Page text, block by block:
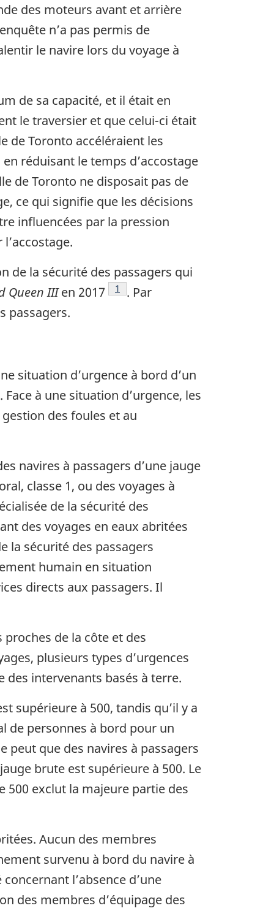
des moteurs avant et arrière
n’a pas permis de
le navire lors du voyage à
de sa capacité, et il était en
le traversier et que celui-ci était
de Toronto accéléraient les
réduisant le temps d’accostage
de Toronto ne disposait pas de
ce qui signifie que les décisions
influencées par la pression
de la sécurité des passagers qui
Queen IIIen 2017 1 . Par
passagers.
situation d’urgence à bord d’un
à une situation d’urgence, les
des foules et au
navires à passagers d’une jauge
classe 1, ou des voyages à
de la sécurité des
des voyages en eaux abritées
la sécurité des passagers
humain en situation
directs aux passagers. Il
de la côte et des
plusieurs types d’urgences
intervenants basés à terre.
supérieure à 500, tandis qu’il y a
de personnes à bord pour un
peut que des navires à passagers
brute est supérieure à 500. Le
500 exclut la majeure partie des
Aucun des membres
survenu à bord du navire à
l’absence d’une
des membres d’équipage des